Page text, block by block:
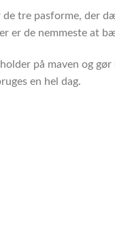
tre pasforme, der
er de nemmeste at
på maven og
en hel dag.